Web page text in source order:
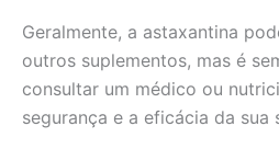
Geralmente, a astaxantina
outros suplementos, mas é
consultar um médico ou
segurança e a eficácia da sua